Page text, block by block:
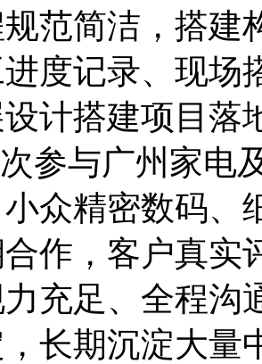
范简洁，搭建
度记录、现场
计搭建项目落
参与广州家电
众精密数码、
作，客户真实
充足、全程沟
长期沉淀大量